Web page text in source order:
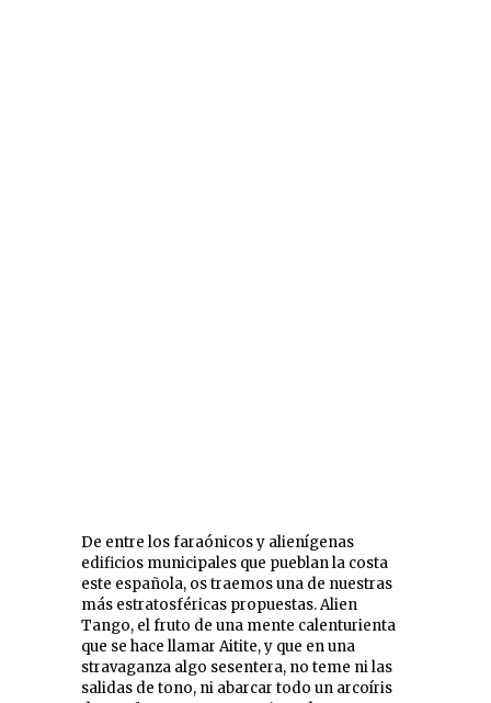
De entre los faraónicos y alienígenas
edificios municipales que pueblan la costa
este española, os traemos una de nuestras
más estratosféricas propuestas. Alien
Tango, el fruto de una mente calenturienta
que se hace llamar Aitite, y que en una
stravaganza algo sesentera, no teme ni las
salidas de tono, ni abarcar todo un arcoíris